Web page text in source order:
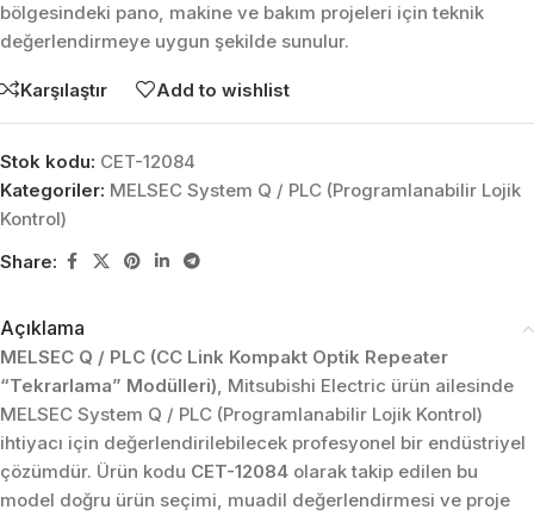
bölgesindeki pano, makine ve bakım projeleri için teknik
değerlendirmeye uygun şekilde sunulur.
Karşılaştır Add to wishlist
Stok kodu: CET-12084
Kategoriler: MELSEC System Q / PLC (Programlanabilir Lojik
Kontrol)
Share:
Açıklama
MELSEC Q / PLC (CC Link Kompakt Optik Repeater
“Tekrarlama” Modülleri), Mitsubishi Electric ürün ailesinde
MELSEC System Q / PLC (Programlanabilir Lojik Kontrol)
ihtiyacı için değerlendirilebilecek profesyonel bir endüstriyel
çözümdür. Ürün kodu CET-12084 olarak takip edilen bu
model doğru ürün seçimi, muadil değerlendirmesi ve proje